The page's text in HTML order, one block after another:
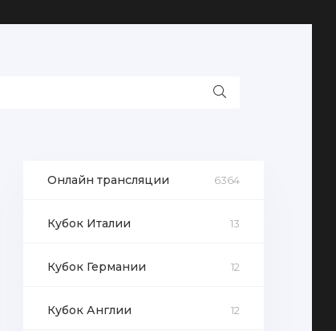
Онлайн трансляции 6364
Кубок Италии 13
Кубок Германии 12
Кубок Англии 12